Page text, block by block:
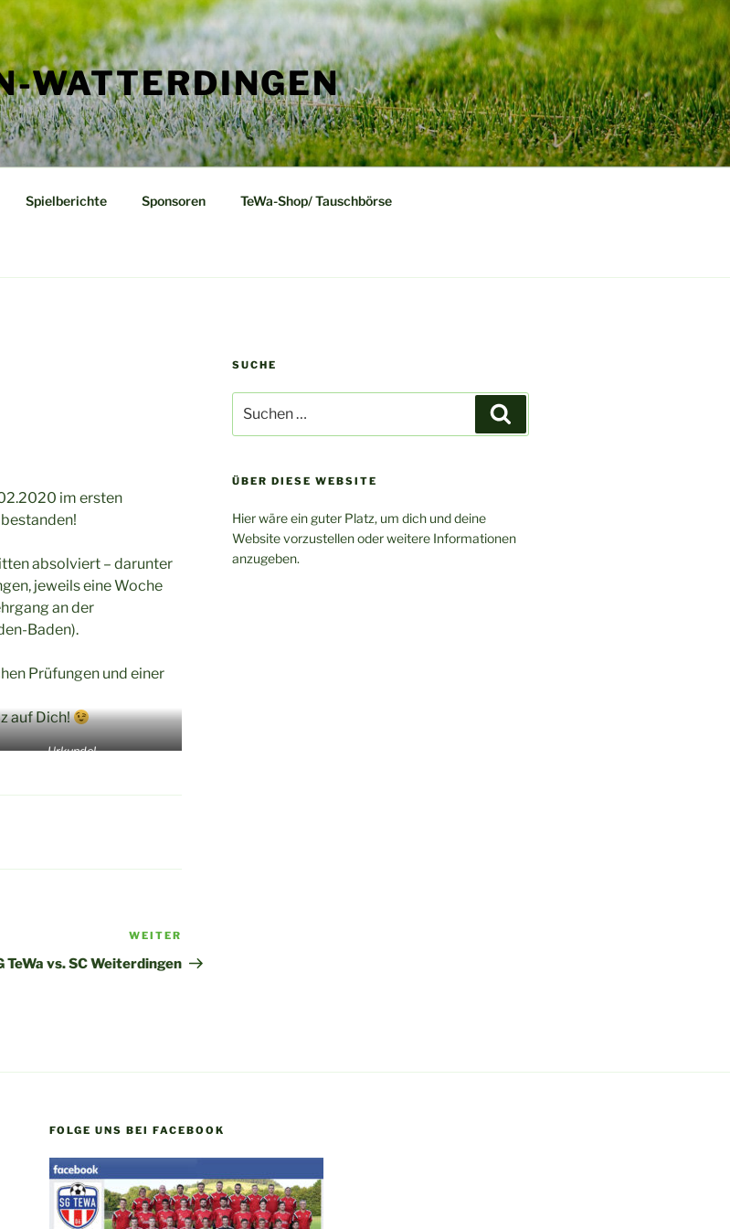
WATTERDINGEN
Spielberichte Sponsoren TeWa-Shop/ Tauschbörse
im ersten
absolviert – darunter
jeweils eine Woche
an der
Baden).
Prüfungen und einer
auf Dich!
… Urkunde!
Beitrag
WEITER
TeWa vs. SC Weiterdingen
SUCHE
nach:
ÜBER DIESE WEBSITE
Hier wäre ein guter Platz, um dich und deine
Website vorzustellen oder weitere Informationen
anzugeben.
FOLGE UNS BEI FACEBOOK